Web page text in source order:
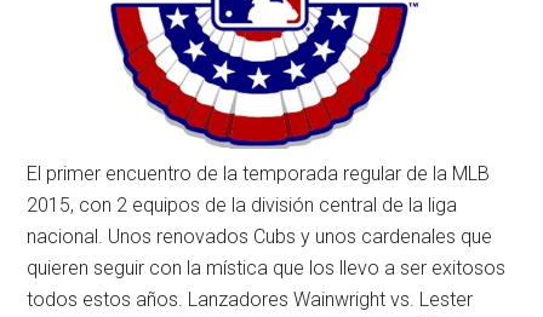
El primer encuentro de la temporada regular de la MLB
2015, con 2 equipos de la división central de la liga
nacional. Unos renovados Cubs y unos cardenales que
quieren seguir con la mística que los llevo a ser exitosos
todos estos años. Lanzadores Wainwright vs. Lester